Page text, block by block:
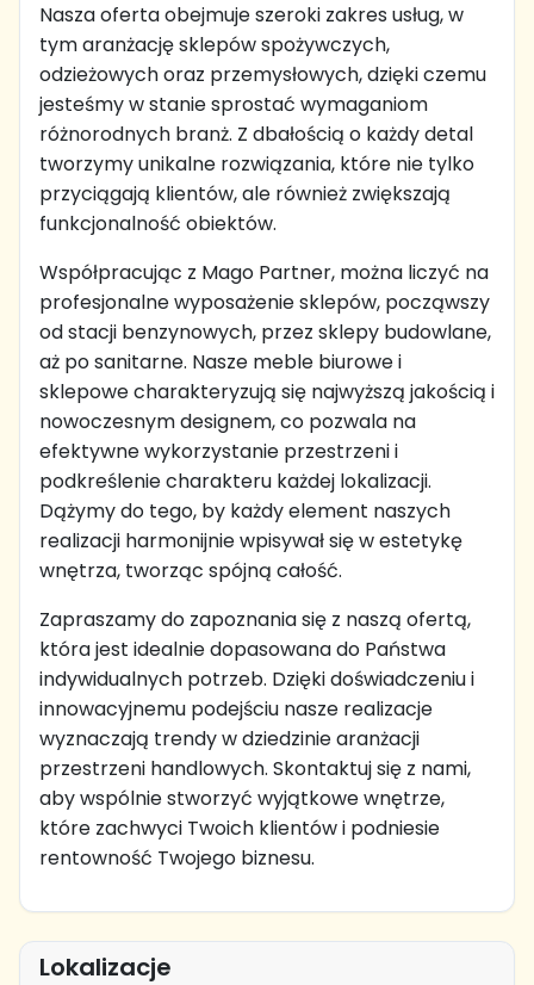
Nasza oferta obejmuje szeroki zakres usług, w
tym aranżację sklepów spożywczych,
odzieżowych oraz przemysłowych, dzięki czemu
jesteśmy w stanie sprostać wymaganiom
różnorodnych branż. Z dbałością o każdy detal
tworzymy unikalne rozwiązania, które nie tylko
przyciągają klientów, ale również zwiększają
funkcjonalność obiektów.
Współpracując z Mago Partner, można liczyć na
profesjonalne wyposażenie sklepów, począwszy
od stacji benzynowych, przez sklepy budowlane,
aż po sanitarne. Nasze meble biurowe i
sklepowe charakteryzują się najwyższą jakością i
nowoczesnym designem, co pozwala na
efektywne wykorzystanie przestrzeni i
podkreślenie charakteru każdej lokalizacji.
Dążymy do tego, by każdy element naszych
realizacji harmonijnie wpisywał się w estetykę
wnętrza, tworząc spójną całość.
Zapraszamy do zapoznania się z naszą ofertą,
która jest idealnie dopasowana do Państwa
indywidualnych potrzeb. Dzięki doświadczeniu i
innowacyjnemu podejściu nasze realizacje
wyznaczają trendy w dziedzinie aranżacji
przestrzeni handlowych. Skontaktuj się z nami,
aby wspólnie stworzyć wyjątkowe wnętrze,
które zachwyci Twoich klientów i podniesie
rentowność Twojego biznesu.
Lokalizacje